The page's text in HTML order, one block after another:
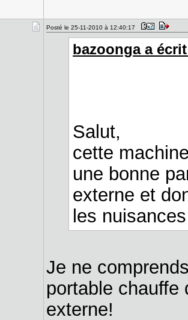
Posté le 25-11-2010 à 12:40:17
bazoonga a
Salut,
cette
une bonne
externe et
les
Je ne
portable chauffe
externe!